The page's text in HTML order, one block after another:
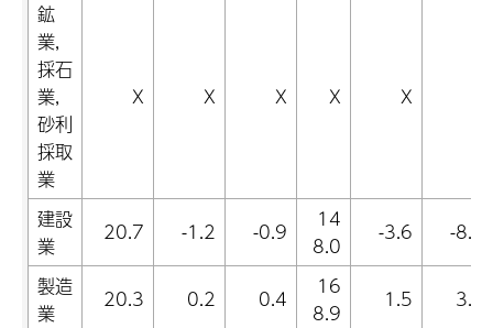
鉱
業,
採石
業,
砂利
採取
業
X X X X X
建設
業
20.7 -1.2 -0.9
14
8.0
-3.6
-8.7
製造
業
20.3 0.2 0.4
16
8.9
1.5
3.6